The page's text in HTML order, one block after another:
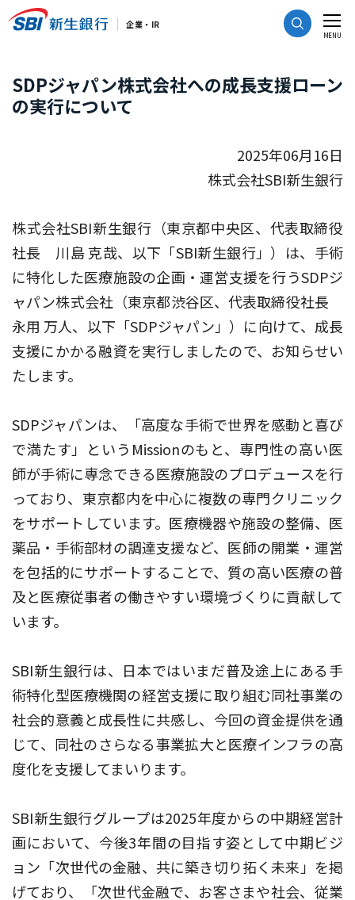
CLOSE
MENU
SDPジャパン株式会社への成長支援ローン
の実行について
2025年06月16日
株式会社SBI新生銀行
株式会社SBI新生銀行（東京都中央区、代表取締役
社長 川島 克哉、以下「SBI新生銀行」）は、手術
に特化した医療施設の企画・運営支援を行うSDPジ
ャパン株式会社（東京都渋谷区、代表取締役社長
永用 万人、以下「SDPジャパン」）に向けて、成長
支援にかかる融資を実行しましたので、お知らせい
たします。
SDPジャパンは、「高度な手術で世界を感動と喜び
で満たす」というMissionのもと、専門性の高い医
師が手術に専念できる医療施設のプロデュースを行
っており、東京都内を中心に複数の専門クリニック
をサポートしています。医療機器や施設の整備、医
薬品・手術部材の調達支援など、医師の開業・運営
を包括的にサポートすることで、質の高い医療の普
及と医療従事者の働きやすい環境づくりに貢献して
います。
SBI新生銀行は、日本ではいまだ普及途上にある手
術特化型医療機関の経営支援に取り組む同社事業の
社会的意義と成長性に共感し、今回の資金提供を通
じて、同社のさらなる事業拡大と医療インフラの高
度化を支援してまいります。
SBI新生銀行グループは2025年度からの中期経営計
画において、今後3年間の目指す姿として中期ビジ
ョン「次世代の金融、共に築き切り拓く未来」を掲
げており、「次世代金融で、お客さまや社会、従業
企業・IR